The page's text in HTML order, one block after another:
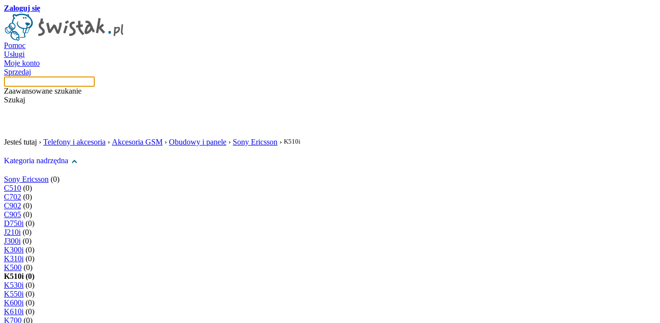
Zaloguj się
Pomoc
Usługi
Moje konto
Sprzedaj
Zaawansowane szukanie
Szukaj
Jesteś tutaj › Telefony i akcesoria › Akcesoria GSM › Obudowy i panele › Sony Ericsson › K510i
Kategoria nadrzędna
Sony Ericsson (0)
C510 (0)
C702 (0)
C902 (0)
C905 (0)
D750i (0)
J210i (0)
J300i (0)
K300i (0)
K310i (0)
K500 (0)
K510i (0)
K530i (0)
K550i (0)
K600i (0)
K610i (0)
K700 (0)